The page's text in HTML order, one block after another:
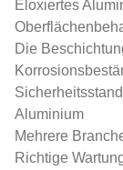
Eloxiertes
Die
Aluminium
Mehrere
Richtige